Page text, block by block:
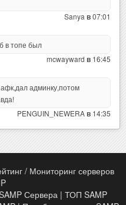
Sanya в07:01
в топе был
mcwayward в 16:45
админку,потом
PENGUIN_NEWERAв 14:35
/ Мониторинг серверов
Сервера | ТОП SAMP